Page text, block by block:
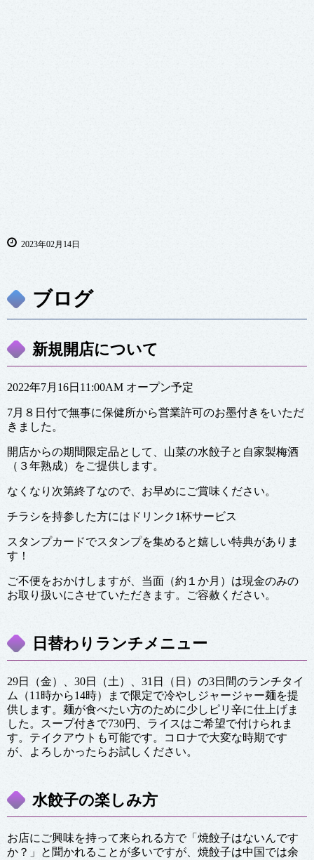
2023年02月14日
ブログ
新規開店について
2022年7月16日11:00AM オープン予定
7月８日付で無事に保健所から営業許可のお墨付きをいただ
きました。
開店からの期間限定品として、山菜の水餃子と自家製梅酒
（３年熟成）をご提供します。
なくなり次第終了なので、お早めにご賞味ください。
チラシを持参した方にはドリンク1杯サービス
スタンプカードでスタンプを集めると嬉しい特典がありま
す！
ご不便をおかけしますが、当面（約１か月）は現金のみの
お取り扱いにさせていただきます。ご容赦ください。
日替わりランチメニュー
29日（金）、30日（土）、31日（日）の3日間のランチタイ
ム（11時から14時）まで限定で冷やしジャージャー麺を提
供します。麺が食べたい方のために少しピリ辛に仕上げま
した。スープ付きで730円、ライスはご希望で付けられま
す。テイクアウトも可能です。コロナで大変な時期です
が、よろしかったらお試しください。
水餃子の楽しみ方
お店にご興味を持って来られる方で「焼餃子はないんです
か？」と聞かれることが多いですが、焼餃子は中国では余